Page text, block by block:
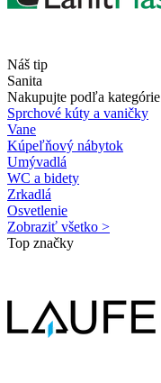
Náš tip
Sanita
Nakupujte podľa kategórie
Sprchové kúty a vaničky
Vane
Kúpeľňový nábytok
Umývadlá
WC a bidety
Zrkadlá
Osvetlenie
Zobraziť všetko >
Top značky